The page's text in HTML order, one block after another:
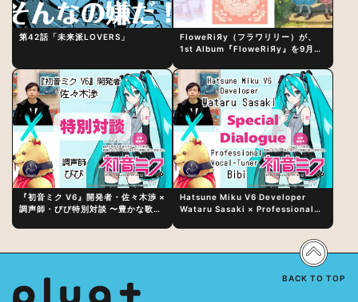
第42話「未来派LOVERS」
FloweRiЯy（フラワリリー）が、
1st Album『FloweRiЯy』を9月23
『初音ミク V6』開発者・佐々木渉 ×
調声師・びび特別対談 〜豊かな歌声
Hatsune Miku V6 Developer
Wataru Sasaki × Professional
Vocal Expression Lies in “Love
for the singing characters” and
BACK TO TOP